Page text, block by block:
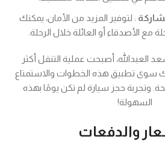
: لتوفير المزيد من الأمان، يمكنك
مع الأصدقاء أو العائلة خلال الرحلة.
أصبحت عملية التنقل أكثر
سوى تطبيق هذه الخطوات والاستمتاع
وتجربة حجز سيارة لم تكن يومًا بهذه
السهولة!
والدفعات